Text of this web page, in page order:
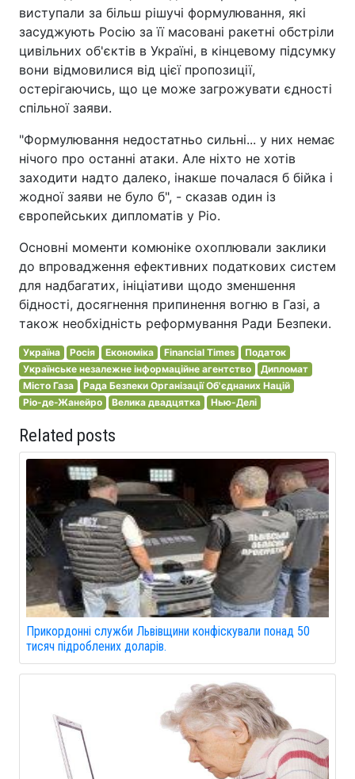
виступали за більш рішучі формулювання, які
засуджують Росію за її масовані ракетні обстріли
цивільних об'єктів в Україні, в кінцевому підсумку
вони відмовилися від цієї пропозиції,
остерігаючись, що це може загрожувати єдності
спільної заяви.
"Формулювання недостатньо сильні... у них немає
нічого про останні атаки. Але ніхто не хотів
заходити надто далеко, інакше почалася б бійка і
жодної заяви не було б", - сказав один із
європейських дипломатів у Ріо.
Основні моменти комюніке охоплювали заклики
до впровадження ефективних податкових систем
для надбагатих, ініціативи щодо зменшення
бідності, досягнення припинення вогню в Газі, а
також необхідність реформування Ради Безпеки.
Україна Росія Економіка Financial Times
Податок
Українське незалежне інформаційне агентство
Дипломат
Місто Газа
Рада Безпеки Організації Об'єднаних Націй
Ріо-де-Жанейро
Велика двадцятка Нью-Делі
Related posts
Прикордонні служби Львівщини конфіскували понад 50
тисяч підроблених доларів.